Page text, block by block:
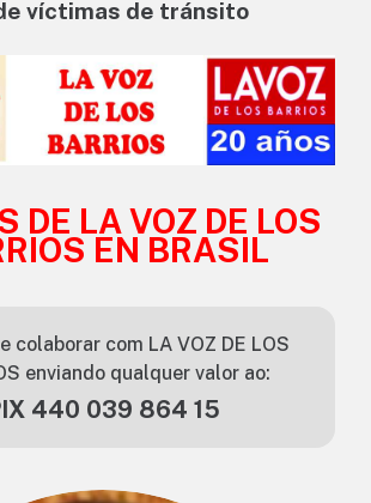
víctimas de tránsito
DE LA VOZ DE LOS
EN BRASIL
colaborar com LA VOZ DE LOS
enviando qualquer valor ao:
440 039 864 15